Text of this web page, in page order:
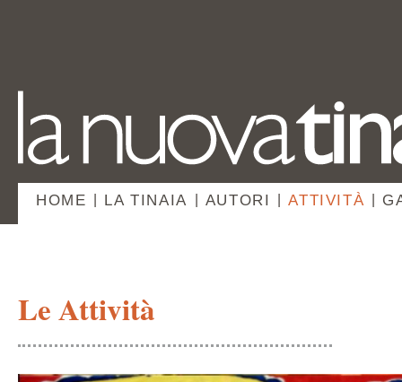
HOME LA TINAIA AUTORI ATTIVITÀ
Le Attività